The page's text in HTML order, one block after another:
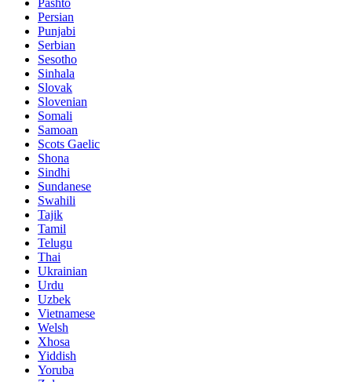
Pashto
Persian
Punjabi
Serbian
Sesotho
Sinhala
Slovak
Slovenian
Somali
Samoan
Scots Gaelic
Shona
Sindhi
Sundanese
Swahili
Tajik
Tamil
Telugu
Thai
Ukrainian
Urdu
Uzbek
Vietnamese
Welsh
Xhosa
Yiddish
Yoruba